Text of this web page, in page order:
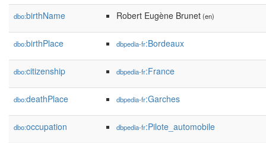
dbo:birthName Robert Eugène Brunet(en)
dbo:birthPlace dbpedia-fr:Bordeaux
dbo:citizenship dbpedia-fr:France
dbo:deathPlace dbpedia-fr:Garches
dbo:occupation dbpedia-fr:Pilote_automobile